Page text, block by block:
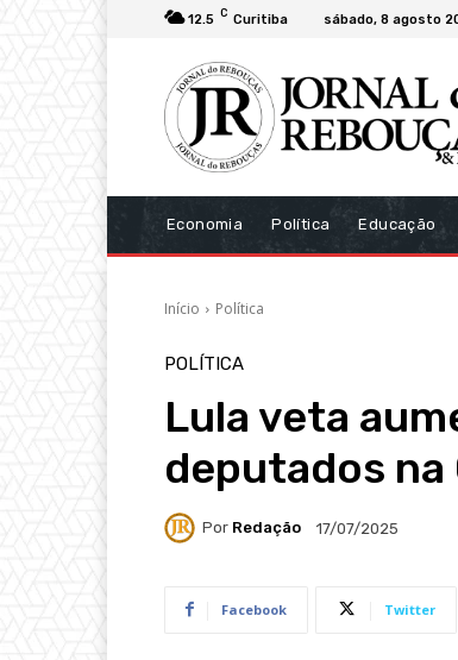
12.5 C Curitiba sábado, 8 agosto
Economia Política Educação
Início Política
POLÍTICA
Lula veta
deputados na
Por Redação 17/07/2025
Facebook Twitter